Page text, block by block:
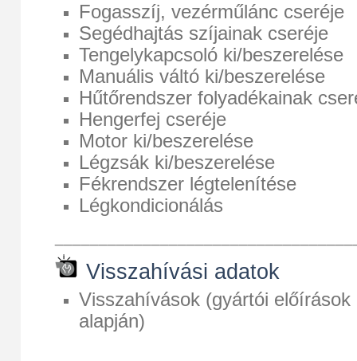
Fogasszíj, vezérműlánc cseréje
Segédhajtás szíjainak cseréje
Tengelykapcsoló ki/beszerelése
Manuális váltó ki/beszerelése
Hűtőrendszer folyadékainak
Hengerfej cseréje
Motor ki/beszerelése
Légzsák ki/beszerelése
Fékrendszer légtelenítése
Légkondicionálás
Visszahívási adatok
Visszahívások (gyártói előírások
alapján)